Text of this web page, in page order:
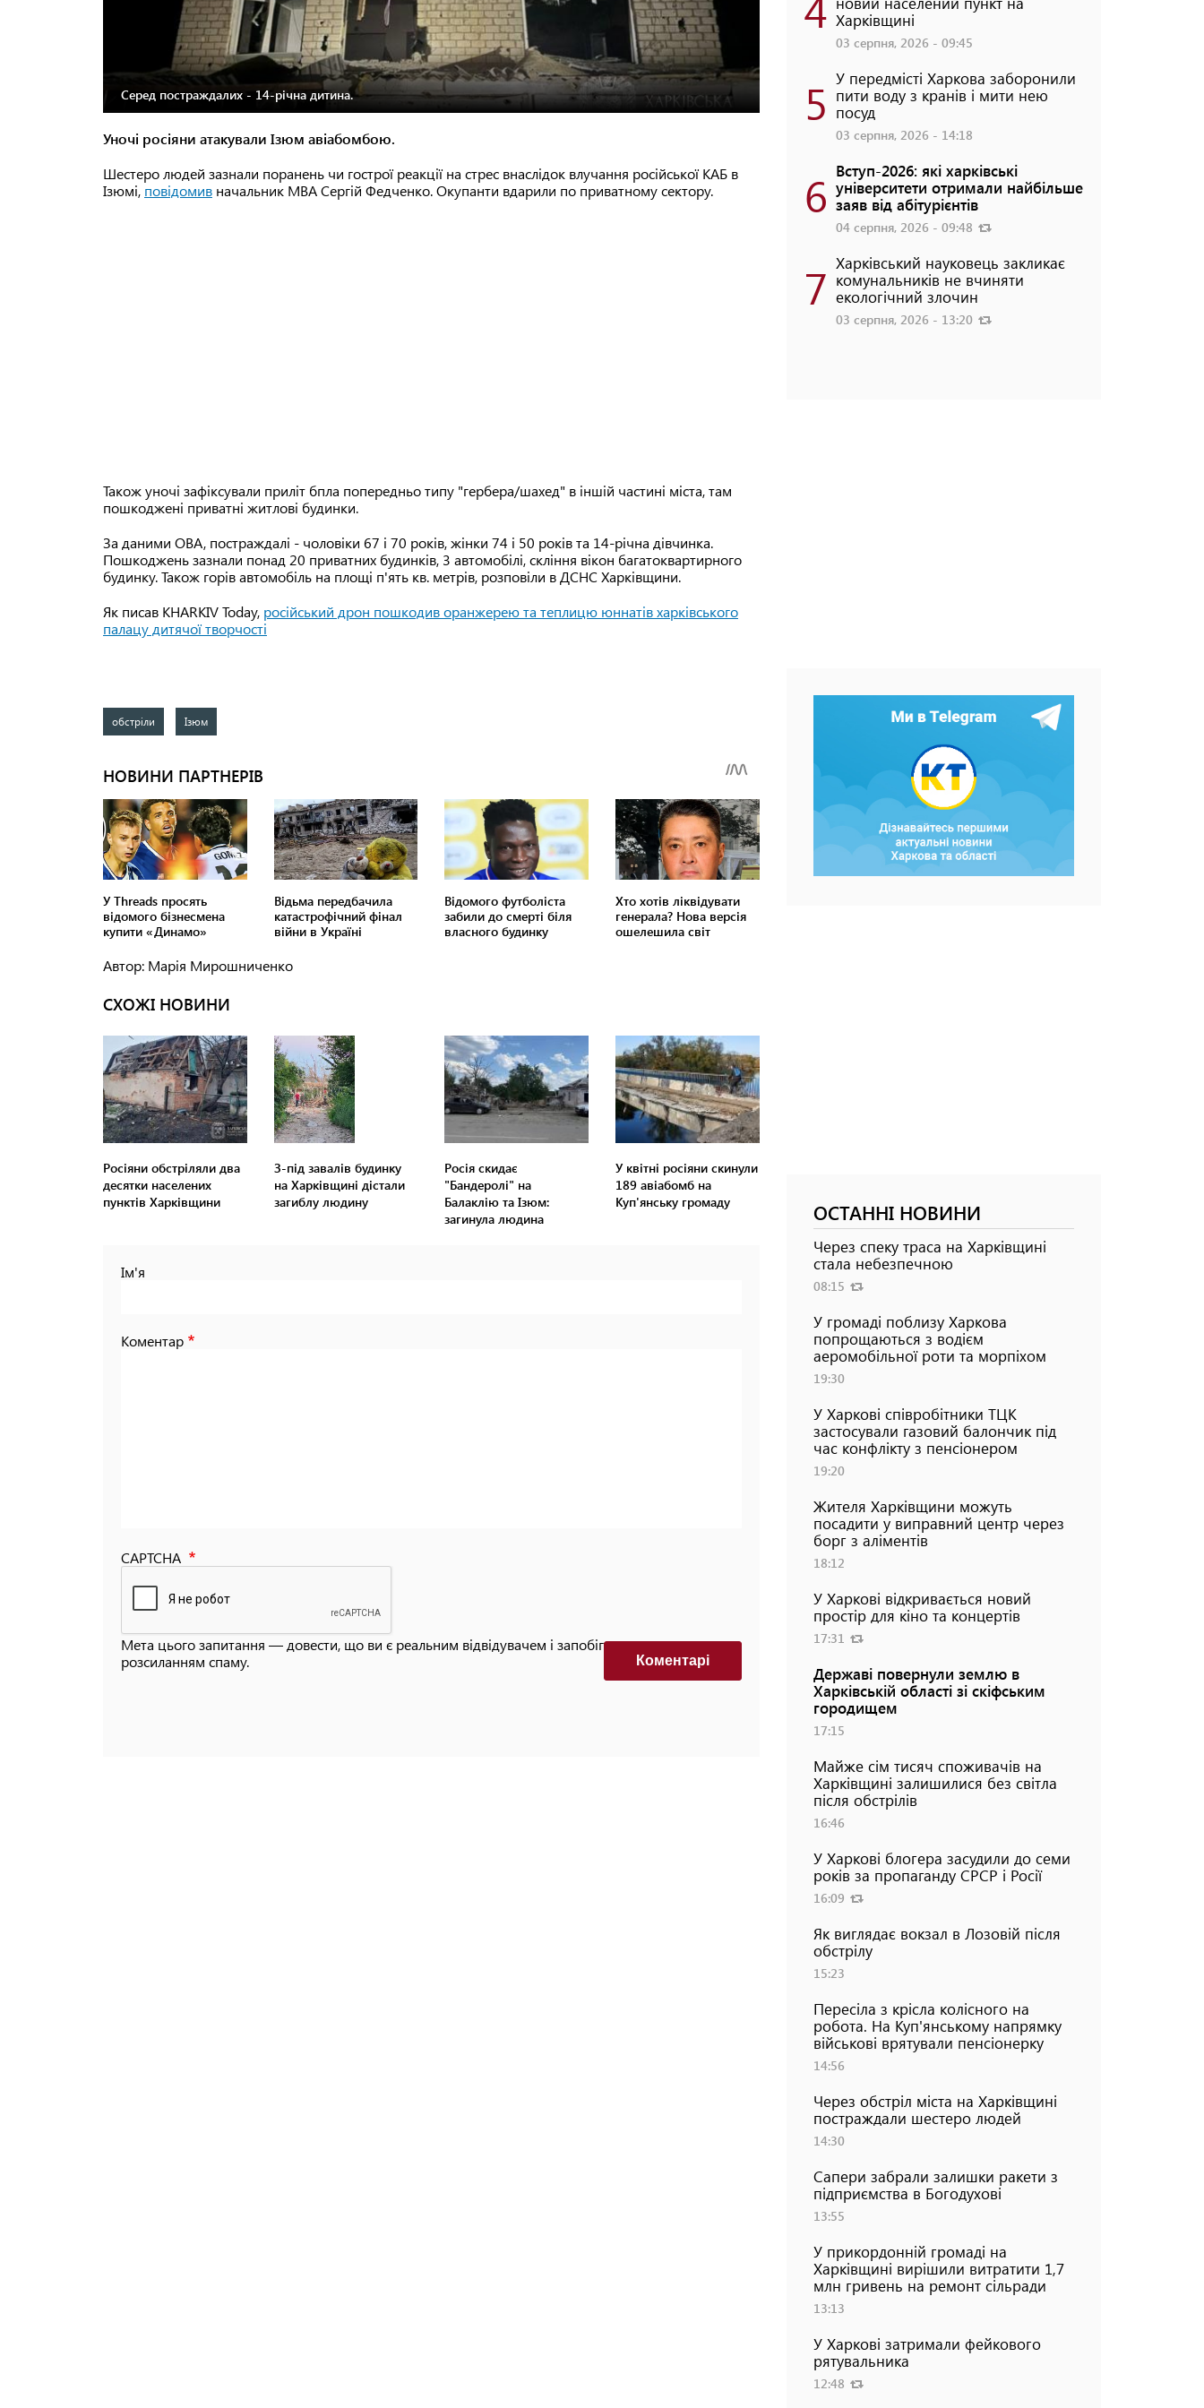
Серед постраждалих - 14-річна дитина.
Уночі росіяни атакували Ізюм авіабомбою.
Шестеро людей зазнали поранень чи гострої реакції на стрес внаслідок влучання російської КАБ в
Ізюмі, повідомив начальник МВА Сергій Федченко. Окупанти вдарили по приватному сектору.
Також уночі зафіксували приліт бпла попередньо типу "гербера/шахед" в іншій частині міста, там
пошкоджені приватні житлові будинки.
За даними ОВА, постраждалі - чоловіки 67 і 70 років, жінки 74 і 50 років та 14-річна дівчинка.
Пошкоджень зазнали понад 20 приватних будинків, 3 автомобілі, скління вікон багатоквартирного
будинку. Також горів автомобіль на площі п'ять кв. метрів, розповіли в ДСНС Харківщини.
Як писав KHARKIV Today, російський дрон пошкодив оранжерею та теплицю юннатів харківського
палацу дитячої творчості
обстріли Ізюм
Автор: Марія Мирошниченко
СХОЖІ НОВИНИ
Росіяни обстріляли два
десятки населених
пунктів Харківщини
З-під завалів будинку
на Харківщині дістали
загиблу людину
Росія скидає
"Бандеролі" на
Балаклію та Ізюм:
загинула людина
У квітні росіяни скинули
189 авіабомб на
Куп'янську громаду
Ім'я
Коментар
CAPTCHA
Мета цього запитання — довести, що ви є реальним відвідувачем і запобігти автоматизованим
розсиланням спаму.
Коментарi
Харківщині
03 серпня, 2026 - 09:45
5 У передмісті Харкова заборонили
пити воду з кранів і мити нею
посуд
03 серпня, 2026 - 14:18
6 Вступ-2026: які харківські
університети отримали найбільше
заяв від абітурієнтів
04 серпня, 2026 - 09:48
7 Харківський науковець закликає
комунальників не вчиняти
екологічний злочин
03 серпня, 2026 - 13:20
ОСТАННІ НОВИНИ
Через спеку траса на Харківщині
стала небезпечною
08:15
У громаді поблизу Харкова
попрощаються з водієм
аеромобільної роти та морпіхом
19:30
У Харкові співробітники ТЦК
застосували газовий балончик під
час конфлікту з пенсіонером
19:20
Жителя Харківщини можуть
посадити у виправний центр через
борг з аліментів
18:12
У Харкові відкривається новий
простір для кіно та концертів
17:31
Державі повернули землю в
Харківській області зі скіфським
городищем
17:15
Майже сім тисяч споживачів на
Харківщині залишилися без світла
після обстрілів
16:46
У Харкові блогера засудили до семи
років за пропаганду СРСР і Росії
16:09
Як виглядає вокзал в Лозовій після
обстрілу
15:23
Пересіла з крісла колісного на
робота. На Куп'янському напрямку
військові врятували пенсіонерку
14:56
Через обстріл міста на Харківщині
постраждали шестеро людей
14:30
Сапери забрали залишки ракети з
підприємства в Богодухові
13:55
У прикордонній громаді на
Харківщині вирішили витратити 1,7
млн гривень на ремонт сільради
13:13
У Харкові затримали фейкового
рятувальника
12:48